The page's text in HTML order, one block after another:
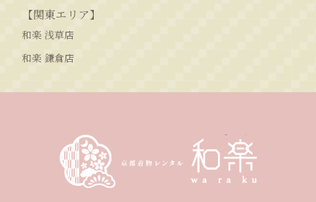
【関東エリア】
和楽 浅草店
和楽 鎌倉店